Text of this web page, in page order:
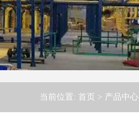
当前位置: 首页 > 产品中心